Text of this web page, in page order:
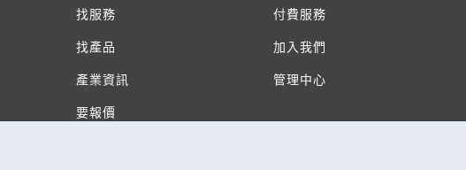
找服務
找產品
產業資訊
要報價
付費服務
加入我們
管理中心